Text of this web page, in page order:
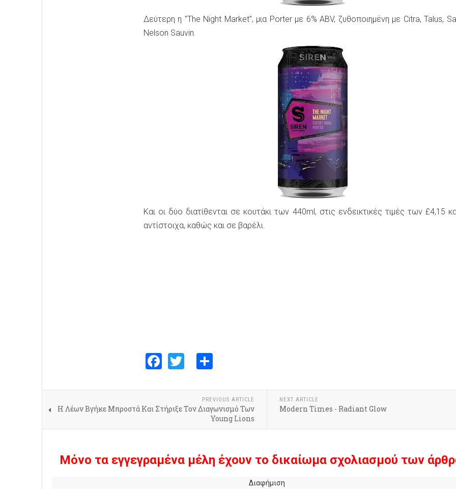
Δεύτερη η "The Night Market", μια Porter με 6% ABV, ζυθοποιημένη με Citra, Talus,
Nelson Sauvin.
Και οι δύο διατίθενται σε κουτάκι των 440ml, στις ενδεικτικές τιμές των £4,15
αντίστοιχα, καθώς και σε βαρέλι.
Facebook
Twitter
PREVIOUS ARTICLE
Η Λέων Βγήκε Μπροστά Και Στήριξε Τον Διαγωνισμό Των
Young Lions
NEXT ARTICLE
Modern Times - Radiant Glow
Μόνο τα εγγεγραμένα μέλη έχουν το δικαίωμα σχολιασμού των
Διαφήμιση